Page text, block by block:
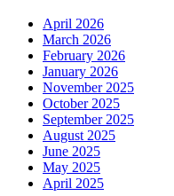
April 2026
March 2026
February 2026
January 2026
November 2025
October 2025
September 2025
August 2025
June 2025
May 2025
April 2025